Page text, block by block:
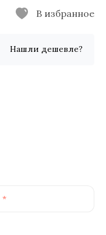
В избранное
Нашли дешевле?
*